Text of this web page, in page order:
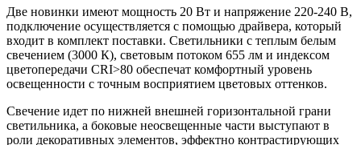
Две новинки имеют мощность 20 Вт и напряжение 220-240 В,
подключение осуществляется с помощью драйвера, который
входит в комплект поставки. Светильники с теплым белым
свечением (3000 К), световым потоком 655 лм и индексом
цветопередачи CRI>80 обеспечат комфортный уровень
освещенности с точным восприятием цветовых оттенков.
Свечение идет по нижней внешней горизонтальной грани
светильника, а боковые неосвещенные части выступают в
роли декоративных элементов, эффектно контрастирующих